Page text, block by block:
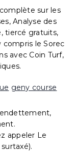
sur les
Analyse des
tiercé gratuits,
compris le Sorec
avec Coin Turf,
geny course
appeler Le